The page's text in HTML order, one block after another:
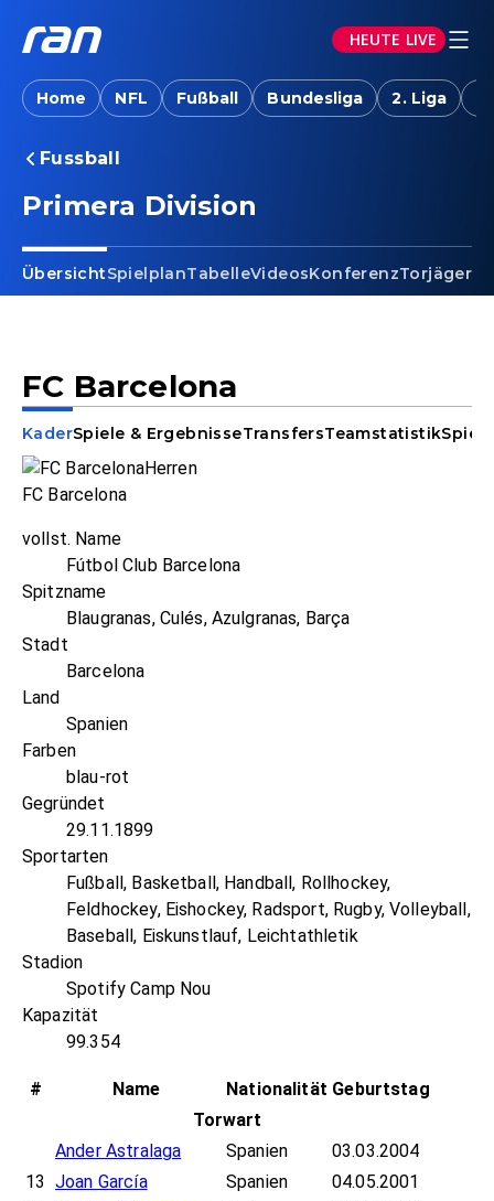
HEUTE LIVE
Home NFL Fußball Bundesliga 2. Liga
Fussball
Primera Division
ÜbersichtSpielplanTabelleVideosKonferenzTorjäger
FC Barcelona
KaderSpiele & ErgebnisseTransfersTeamstatistik
FC Barcelona
vollst. Name
Fútbol Club Barcelona
Spitzname
Blaugranas, Culés, Azulgranas, Barça
Stadt
Barcelona
Land
Spanien
Farben
blau-rot
Gegründet
29.11.1899
Sportarten
Fußball, Basketball, Handball, Rollhockey,
Feldhockey, Eishockey, Radsport, Rugby, Volleyball,
Baseball, Eiskunstlauf, Leichtathletik
Stadion
Spotify Camp Nou
Kapazität
99.354
# Name Nationalität Geburtstag
Torwart
Ander Astralaga
Spanien
03.03.2004
13 Joan García Spanien
04.05.2001